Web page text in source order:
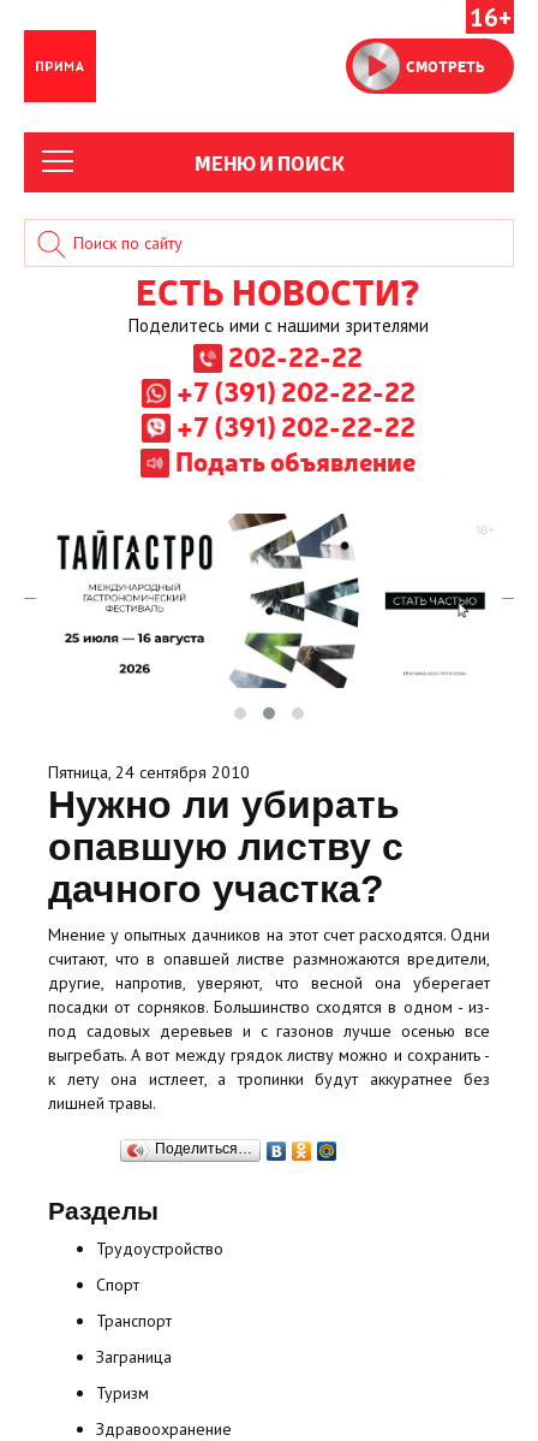
16+
СМОТРЕТЬ
МЕНЮ И ПОИСК
ЕСТЬ НОВОСТИ?
Поделитесь ими с нашими зрителями
202-22-22
+7 (391) 202-22-22
+7 (391) 202-22-22
Подать объявление
Пятница, 24 сентября 2010
Нужно ли убирать
опавшую листву с
дачного участка?
Мнение у опытных дачников на этот счет расходятся. Одни
считают, что в опавшей листве размножаются вредители,
другие, напротив, уверяют, что весной она уберегает
посадки от сорняков. Большинство сходятся в одном - из-
под садовых деревьев и с газонов лучше осенью все
выгребать. А вот между грядок листву можно и сохранить -
к лету она истлеет, а тропинки будут аккуратнее без
лишней травы.
Поделиться…
Разделы
Трудоустройство
Спорт
Транспорт
Заграница
Туризм
Здравоохранение